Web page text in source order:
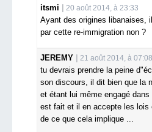
itsmi 20 août 2014, à 23:33
Ayant des origines libanaises,
par cette re-immigration non ?
JEREMY
21 août 2014, à 07:08
tu devrais prendre la peine
son discours, il dit bien que la
et étant lui même engagé
est fait et il en accepte les lois
de ce que cela implique ...